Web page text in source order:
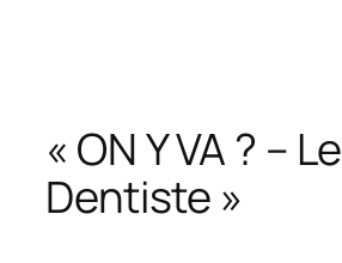
« ON Y VA ? – Le
Dentiste »